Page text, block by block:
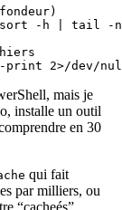
sort -h | tail -n
print 2>/dev/
mais je
installe un outil
en 30
qui fait
par milliers, ou
“cacheés”